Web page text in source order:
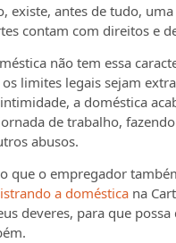
existe, antes de tudo,
contam com direitos e
não tem essa
limites legais sejam
a doméstica
de trabalho,
abusos.
que o empregador
a doméstica na
deveres, para que possa